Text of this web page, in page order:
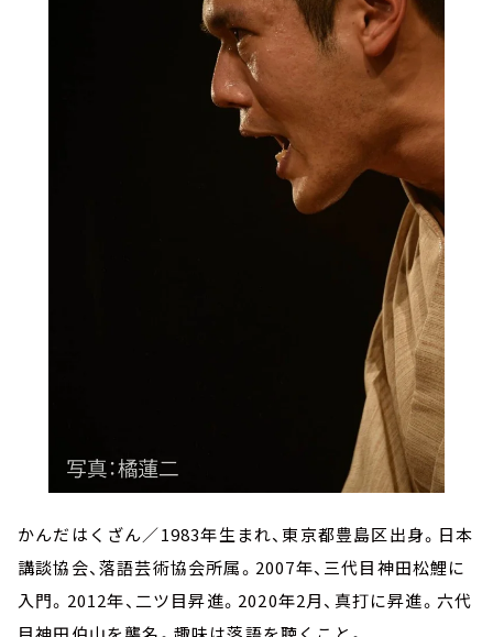
かんだはくざん／1983年生まれ、東京都豊島区出身。日本
講談協会、落語芸術協会所属。2007年、三代目神田松鯉に
入門。2012年、二ツ目昇進。2020年2月、真打に昇進。六代